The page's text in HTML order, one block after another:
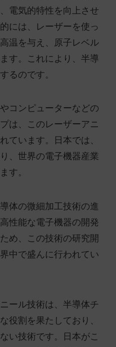
電気的特性を向上させ
には、レーザーを使っ
温を与え、原子レベル
す。これにより、半導
るのです。
コンピューターなどの
は、このレーザーアニ
ています。日本では、
、世界の電子機器産業
す。
体の微細加工技術の進
性能な電子機器の開発
め、この技術の研究開
中で盛んに行われてい
ール技術は、半導体チ
役割を果たしており、
い技術です。日本がこ